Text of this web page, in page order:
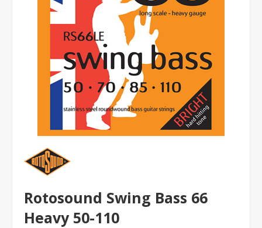
Rotosound Swing Bass 66
Heavy 50-110